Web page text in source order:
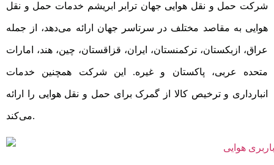
شرکت حمل و نقل هوایی جهان ترابر ابریشم خدمات حمل و نقل
هوایی به مقاصد مختلف در سرتاسر جهان ارائه می‌دهد، از جمله
عراق، ازبکستان، ترکمنستان، ایران، قزاقستان، چین، هند، امارات
متحده عربی، پاکستان و غیره. این شرکت همچنین خدمات
انبارداری و ترخیص کالا از گمرک برای حمل و نقل هوایی را ارائه
می‌کند.